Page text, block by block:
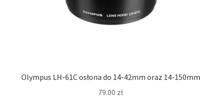
Olympus LH-61C osłona do 14-42mm oraz 14-150mm
79.00 zł